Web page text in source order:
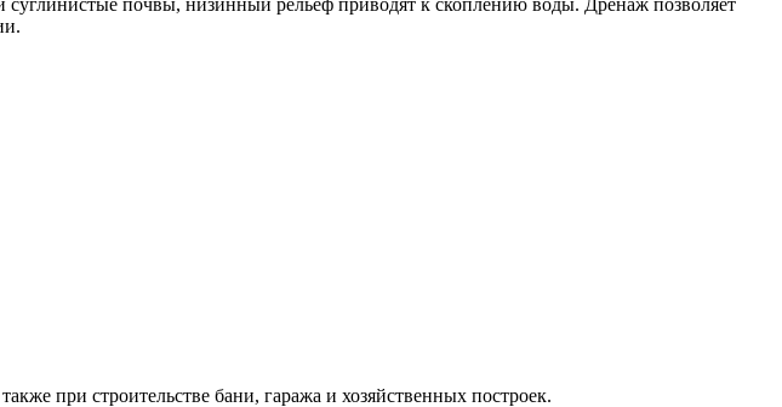
почвы, низинный рельеф приводят к скоплению воды. Дренаж позволяет
при строительстве бани, гаража и хозяйственных построек.